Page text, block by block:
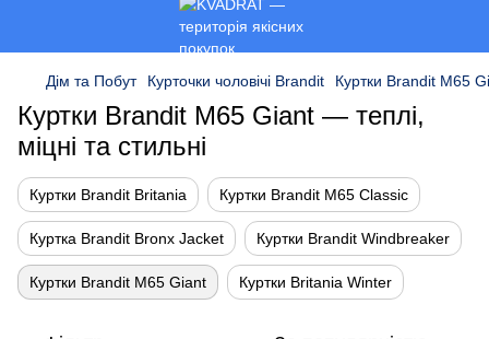
Дім та Побут Курточки чоловічі Brandit Куртки Brandit M65
Куртки Brandit M65 Giant — теплі,
міцні та стильні
Куртки Brandit Britania Куртки Brandit M65 Classic
Куртка Brandit Bronx Jacket Куртки Brandit Windbreaker
Куртки Brandit M65 Giant Куртки Britania Winter